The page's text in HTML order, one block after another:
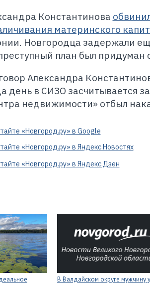
Константинова
материнского
Новгородца задержали
план был придуман
Александра
день в СИЗО засчитывается
недвижимости» отбыл
«Новгород.ру» в Google
«Новгород.ру» в Яндекс.Новостях
«Новгород.ру» в Яндекс.Дзен
В Валдайском округе мужчину